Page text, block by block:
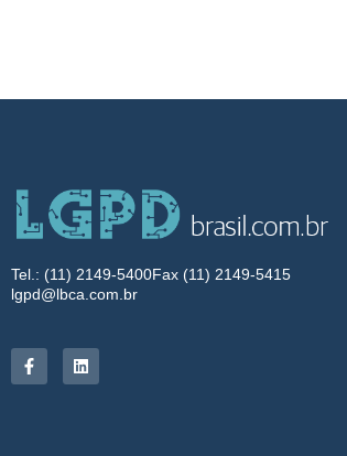
Tel.: (11) 2149-5400Fax (11) 2149-5415
lgpd@lbca.com.br